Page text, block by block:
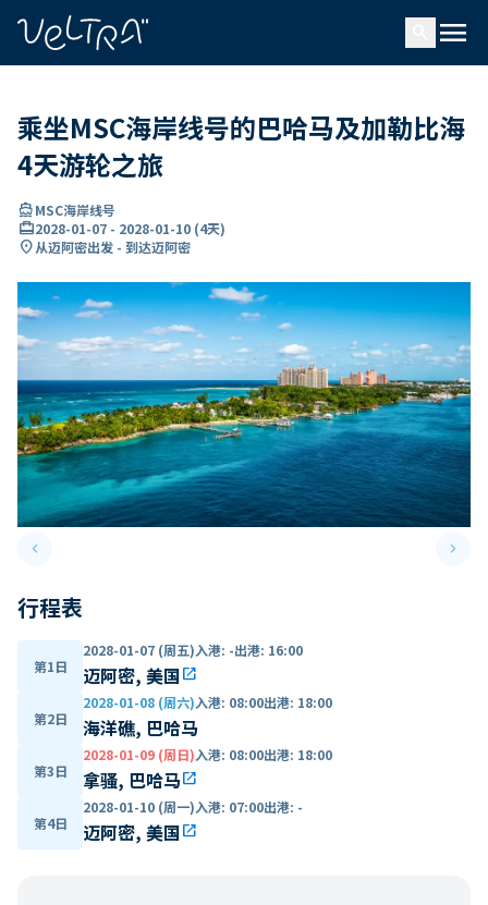
menu
乘坐MSC海岸线号的巴哈马及加勒比海
4天游轮之旅
directions_boatMSC海岸线号
card_travel2028-01-07 - 2028-01-10 (4天)
location_on从迈阿密出发 - 到达迈阿密
keyboard_arrow_leftPrevious slide keyboard_arrow_right
行程表
第1日
2028-01-07 (周五)入港: -出港: 16:00
迈阿密, 美国open_in_new
第2日
2028-01-08 (周六)入港: 08:00出港: 18:00
海洋礁, 巴哈马
第3日
2028-01-09 (周日)入港: 08:00出港: 18:00
拿骚, 巴哈马open_in_new
第4日
2028-01-10 (周一)入港: 07:00出港: -
迈阿密, 美国open_in_new